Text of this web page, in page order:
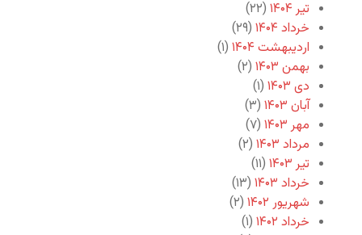
تیر ۱۴۰۴
(۲۲)
خرداد ۱۴۰۴
(۲۹)
اردیبهشت ۱۴۰۴
(۱)
بهمن ۱۴۰۳
(۲)
دی ۱۴۰۳
(۱)
آبان ۱۴۰۳
(۳)
مهر ۱۴۰۳
(۷)
مرداد ۱۴۰۳
(۲)
تیر ۱۴۰۳
(۱۱)
خرداد ۱۴۰۳
(۱۳)
شهریور ۱۴۰۲
(۲)
خرداد ۱۴۰۲
(۱)